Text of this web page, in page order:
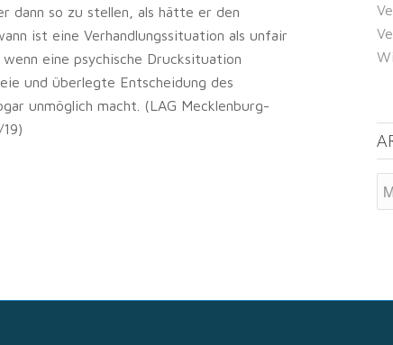
dann so zu stellen, als hätte er den
ist eine Verhandlungssituation als unfair
eine psychische Drucksituation
und überlegte Entscheidung des
unmöglich macht. (LAG Mecklenburg-